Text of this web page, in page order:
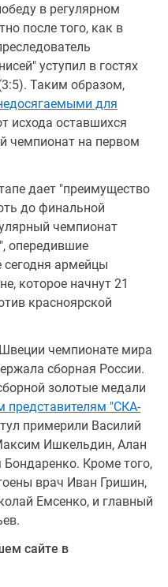
в регулярном
после того, как в
уступил в гостях
Таким образом,
для
исхода оставшихся
чемпионат на первом
дает "преимущество
до финальной
чемпионат
опередившие
армейцы
которое начнут 21
красноярской
чемпионате мира
сборная России.
золотые медали
представителям "СКА-
примерили Василий
Ишкельдин, Алан
Кроме того,
врач Иван Гришин,
Емсенко, и главный
сайте в